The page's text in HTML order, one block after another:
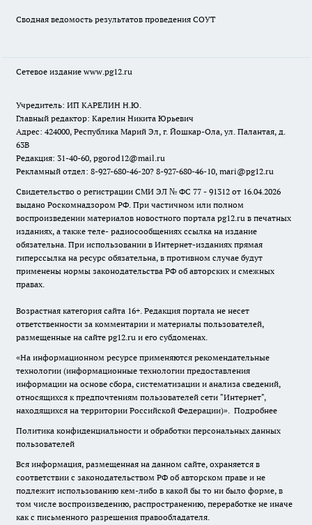
Сводная ведомость результатов проведения СОУТ
Сетевое издание www.pg12.ru
Учредитель: ИП КАРЕЛИН Н.Ю.
Главный редактор: Карелин Никита Юрьевич
Адрес: 424000, Республика Марий Эл, г. Йошкар-Ола, ул. Палантая, д.
63В
Редакция: 31-40-60, pgorod12@mail.ru
Рекламный отдел: 8-927-680-46-20? 8-927-680-46-10, mari@pg12.ru
Свидетельство о регистрации СМИ ЭЛ № ФС 77 - 91312 от 16.04.2026
выдано Роскомнадзором РФ. При частичном или полном
воспроизведении материалов новостного портала pg12.ru в печатных
изданиях, а также теле- радиосообщениях ссылка на издание
обязательна. При использовании в Интернет-изданиях прямая
гиперссылка на ресурс обязательна, в противном случае будут
применены нормы законодательства РФ об авторских и смежных
правах.
Возрастная категория сайта 16+. Редакция портала не несет
ответственности за комментарии и материалы пользователей,
размещенные на сайте pg12.ru и его субдоменах.
«На информационном ресурсе применяются рекомендательные
технологии (информационные технологии предоставления
информации на основе сбора, систематизации и анализа сведений,
относящихся к предпочтениям пользователей сети "Интернет",
находящихся на территории Российской Федерации)». Подробнее
Политика конфиденциальности и обработки персональных данных
пользователей
Вся информация, размещенная на данном сайте, охраняется в
соответствии с законодательством РФ об авторском праве и не
подлежит использованию кем-либо в какой бы то ни было форме, в
том числе воспроизведению, распространению, переработке не иначе
как с письменного разрешения правообладателя.